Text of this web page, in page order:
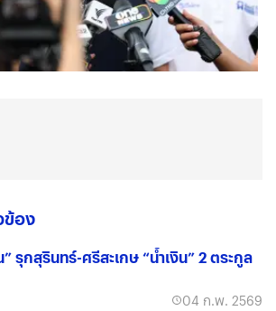
ข้อง
รุกสุรินทร์-ศรีสะเกษ “น้ำเงิน” 2 ตระกูล
04 ก.พ. 2569